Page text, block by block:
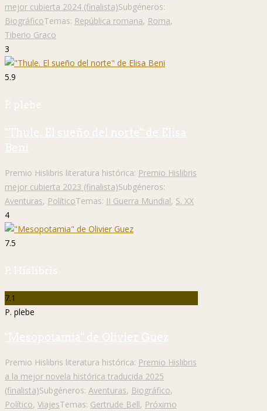
mejor cubierta 2024 (finalista)Subgéneros:
BiográficoTemas: República romana, Roma,
Tiberio Graco
3
5.9
P. plebe
"Thule. El sueño del norte" de Elisa
Beni
Premio Hislibris literatura histórica: Premio Hislibris
mejor cubierta 2023 (finalista)Subgéneros:
Aventuras, PolíticoTemas: II Guerra Mundial, S. XX
4
7.5
P. Hislibris
7.1
P. plebe
"Mesopotamia" de Olivier Guez
Premio Hislibris literatura histórica: Premio Hislibris
a la mejor novela histórica traducida 2025
(finalista)Subgéneros: Aventuras, Biográfico,
Político, ViajesTemas: Gertrude Bell, Próximo